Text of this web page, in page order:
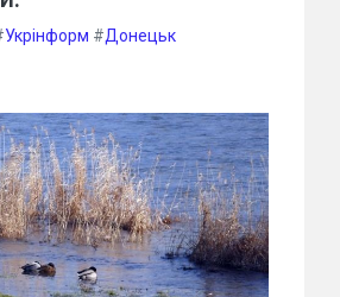
Укрінформ #Донецьк